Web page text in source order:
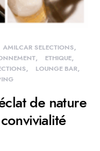
AMILCAR SELECTIONS
ETHIQUE
LOUNGE BAR
de nature